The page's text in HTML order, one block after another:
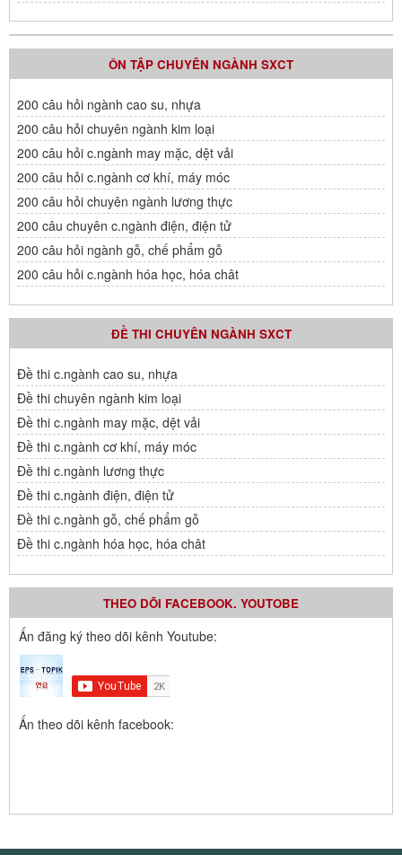
ÔN TẬP CHUYÊN NGÀNH SXCT
200 câu hỏi ngành cao su, nhựa
200 câu hỏi chuyên ngành kim loại
200 câu hỏi c.ngành may mặc, dệt vải
200 câu hỏi c.ngành cơ khí, máy móc
200 câu hỏi chuyên ngành lương thực
200 câu chuyên c.ngành điện, điện tử
200 câu hỏi ngành gỗ, chế phẩm gỗ
200 câu hỏi c.ngành hóa học, hóa chât
ĐỀ THI CHUYÊN NGÀNH SXCT
Đề thi c.ngành cao su, nhựa
Đề thi chuyên ngành kim loại
Đề thi c.ngành may mặc, dệt vải
Đề thi c.ngành cơ khí, máy móc
Đề thi c.ngành lương thực
Đề thi c.ngành điện, điện tử
Đề thi c.ngành gỗ, chế phẩm gỗ
Đề thi c.ngành hóa học, hóa chât
THEO DÕI FACEBOOK. YOUTOBE
Ấn đăng ký theo dõi kênh Youtube:
Ấn theo dõi kênh facebook: